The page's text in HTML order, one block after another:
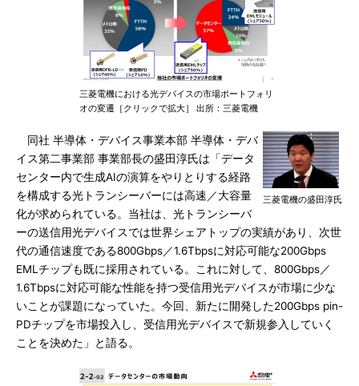
三菱電機における光デバイスの市場ポートフォリ
オの変遷［クリックで拡大］ 出所：三菱電機
三菱電機の盛田淳氏
同社 半導体・デバイス事業本部 半導体・デバ
イス第二事業部 事業部長の盛田淳氏は「データ
センター内で生成AIの演算をやりとりする経路
を構成する光トランシーバーには高速／大容量
化が求められている。当社は、光トランシーバ
ーの送信用光デバイスでは世界シェアトップの実績があり、次世
代の通信速度である800Gbps／1.6Tbpsに対応可能な200Gbps
EMLチップも既に採用されている。これに対して、800Gbps／
1.6Tbpsに対応可能な性能を持つ受信用光デバイスが市場に少な
いことが課題になっていた。今回、新たに開発した200Gbps pin-
PDチップを市場投入し、受信用光デバイスで新規参入していく
ことを決めた」と語る。